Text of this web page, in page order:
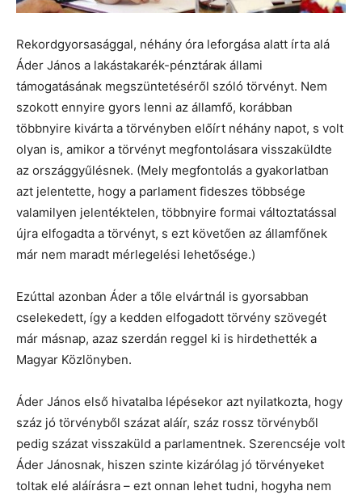
Rekordgyorsasággal, néhány óra leforgása alatt írta alá
Áder János a lakástakarék-pénztárak állami
támogatásának megszüntetéséről szóló törvényt. Nem
szokott ennyire gyors lenni az államfő, korábban
többnyire kivárta a törvényben előírt néhány napot, s volt
olyan is, amikor a törvényt megfontolásara visszaküldte
az országgyűlésnek. (Mely megfontolás a gyakorlatban
azt jelentette, hogy a parlament fideszes többsége
valamilyen jelentéktelen, többnyire formai változtatással
újra elfogadta a törvényt, s ezt követően az államfőnek
már nem maradt mérlegelési lehetősége.)
Ezúttal azonban Áder a tőle elvártnál is gyorsabban
cselekedett, így a kedden elfogadott törvény szövegét
már másnap, azaz szerdán reggel ki is hirdethették a
Magyar Közlönyben.
Áder János első hivatalba lépésekor azt nyilatkozta, hogy
száz jó törvényből százat aláír, száz rossz törvényből
pedig százat visszaküld a parlamentnek. Szerencséje volt
Áder Jánosnak, hiszen szinte kizárólag jó törvényeket
toltak elé aláírásra – ezt onnan lehet tudni, hogyha nem